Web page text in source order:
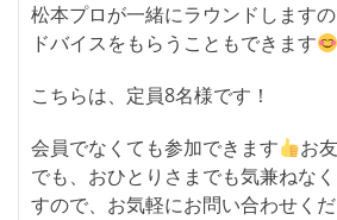
松本プロが一緒にラウンドします
ドバイスをもらうこともできます
こちらは、定員8名様です！
会員でなくても参加できます
お
でも、おひとりさまでも気兼ねな
すので、お気軽にお問い合わせくだ